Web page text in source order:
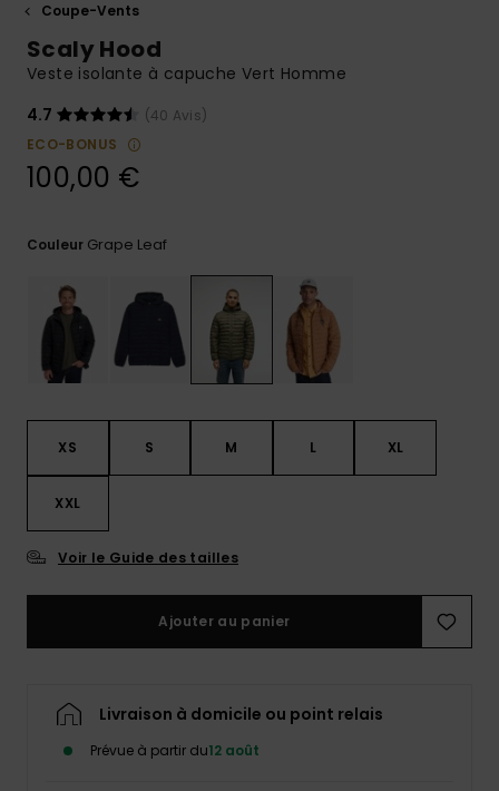
à votre
question.
Démarrer
aux
les plus
fréquentes
et notre
formulaire
de
contact.
la FAQ
Coupe-Vents
Scaly Hood
Veste isolante à capuche Vert Homme
4.7
(40 Avis)
ECO-BONUS
100,00 €
Couleur Grape Leaf
XS S M L XL
XXL
Voir le Guide des tailles
Ajouter au panier
Livraison à domicile ou point relais
Prévue à partir du12 août